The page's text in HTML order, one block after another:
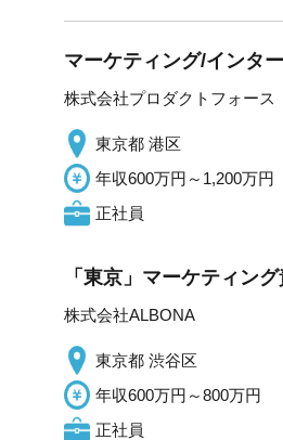
マーケティング/インタ
株式会社プロダクトフォース
東京都 港区
年収600万円～1,200万円
正社員
「東京」マーケティン
株式会社ALBONA
東京都 渋谷区
年収600万円～800万円
正社員